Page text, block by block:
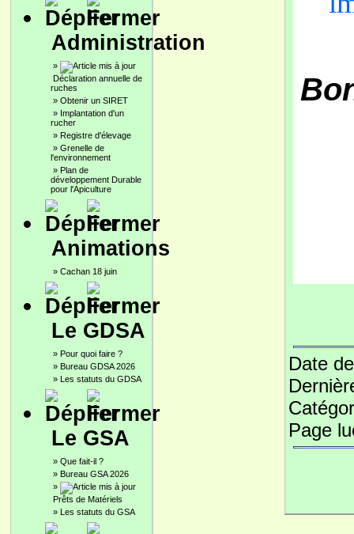
Administration
»
Déclaration annuelle de
ruches
» Obtenir un SIRET
» Implantation d'un
rucher
» Registre d'élevage
» Grenelle de
l'environnement
» Plan de
développement Durable
pour l'Apiculture
Animations
» Cachan 18 juin
Le GDSA
» Pour quoi faire ?
» Bureau GDSA 2026
» Les statuts du GDSA
Le GSA
» Que fait-il ?
» Bureau GSA 2026
»
Prêts de Matériels
» Les statuts du GSA
Date
Page